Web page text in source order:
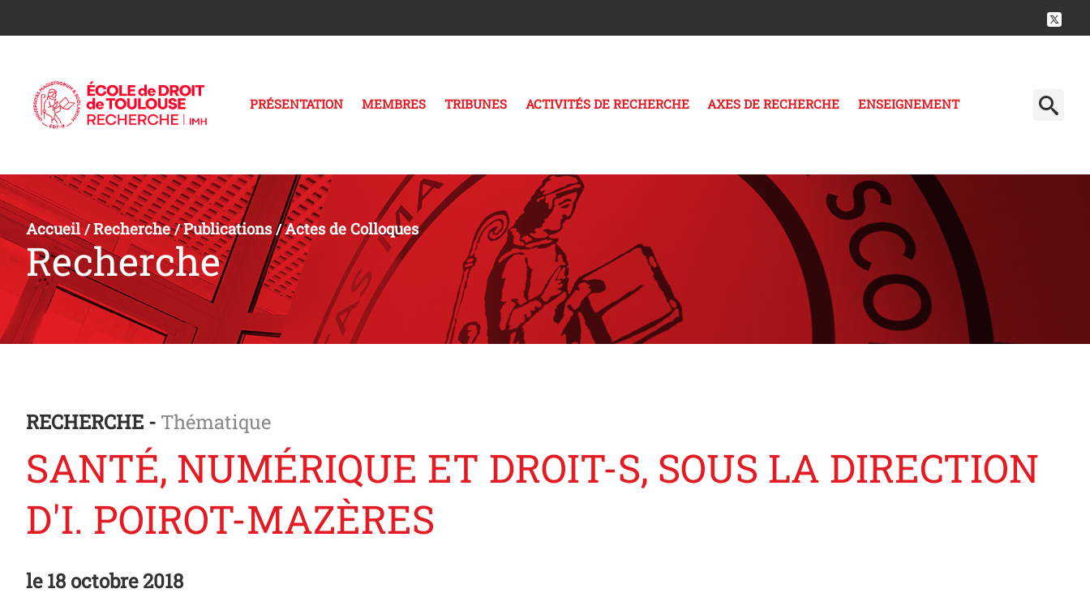
PRÉSENTATION MEMBRES TRIBUNES ACTIVITÉS DE RECHERCHE AXES DE RECHERCHE ENSEIGNEMENT
Accueil/Recherche/Publications/Actes de Colloques
Recherche
RECHERCHE - Thématique
SANTÉ, NUMÉRIQUE ET DROIT-S, SOUS LA DIRECTION
D'I. POIROT-MAZÈRES
le18 octobre 2018